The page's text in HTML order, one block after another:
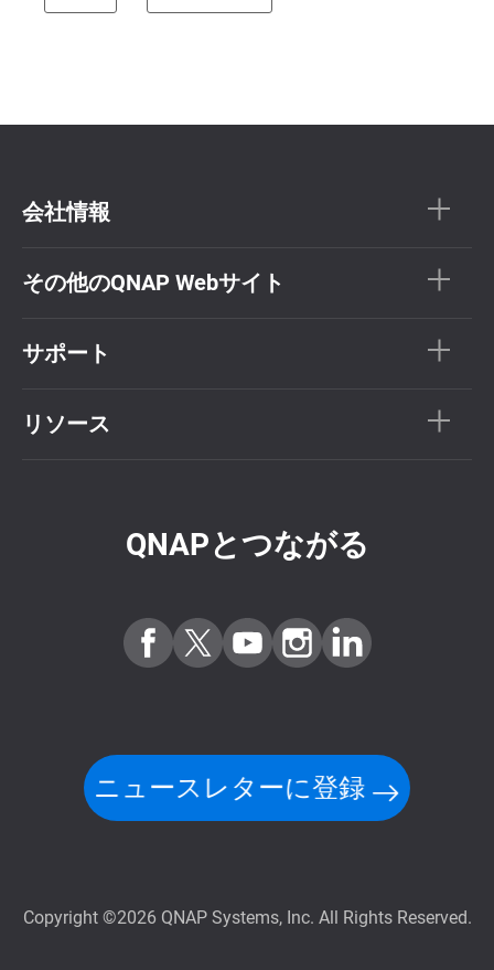
会社情報
その他のQNAP Webサイト
サポート
リソース
QNAPとつながる
ニュースレターに登録
Copyright ©2026 QNAP Systems, Inc. All Rights Reserved.